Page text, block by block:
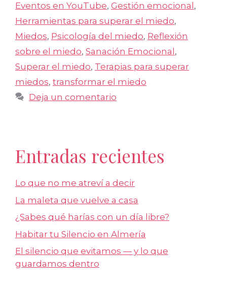
Eventos en YouTube, Gestión emocional ,
Herramientas para superar el miedo,
Miedos, Psicología del miedo, Reflexión
sobre el miedo, Sanación Emocional ,
Superar el miedo, Terapias para superar
miedos, transformar el miedo
Deja un comentario
Entradas recientes
Lo que no me atreví a decir
La maleta que vuelve a casa
¿Sabes qué harías con un día libre?
Habitar tu Silencio en Almería
El silencio que evitamos — y lo que
guardamos dentro